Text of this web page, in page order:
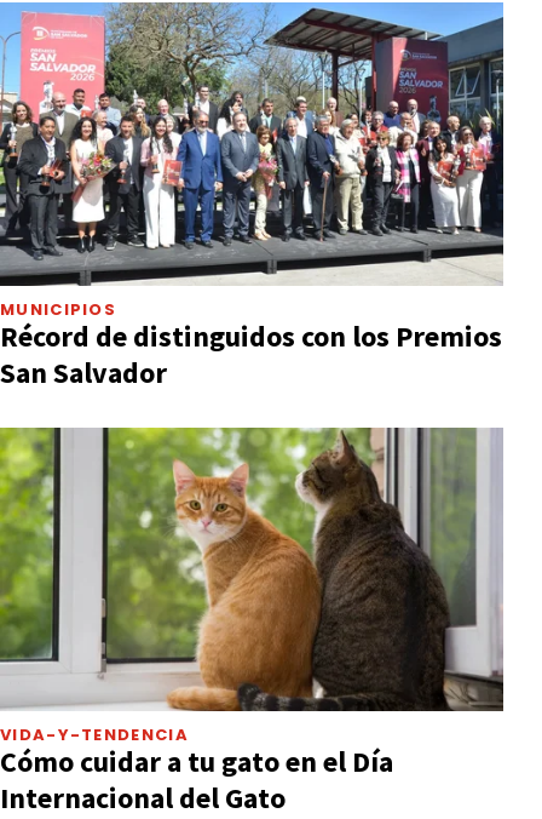
MUNICIPIOS
Récord de distinguidos con los Premios
San Salvador
VIDA-Y-TENDENCIA
Cómo cuidar a tu gato en el Día
Internacional del Gato